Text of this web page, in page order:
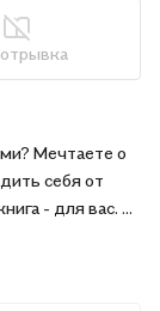
Мечтаете о
себя от
- для вас. С
в ней